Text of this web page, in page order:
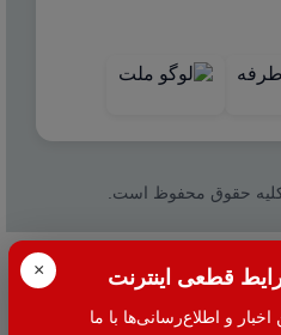
× قطعی اینترنت
و اطلاع‌رسانی‌ها با ما